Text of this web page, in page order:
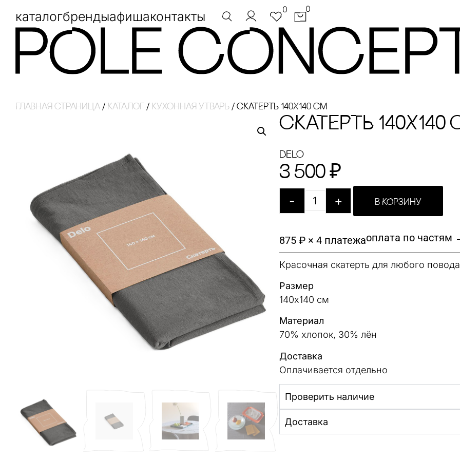
каталогбрендыафишаконтакты 0 0
Главная страница / Каталог / Кухонная утварь / сКАТЕРТЬ 140Х140 сМ
сКАТЕРТЬ 140Х140
Delo
3 500 ₽
- + В КОРЗИНУ
875 ₽ × 4 платежаоплата по частям
Красочная скатерть для любого повода
Размер
140х140 см
Материал
70% хлопок, 30% лён
Доставка
Оплачивается отдельно
Проверить наличие
Доставка